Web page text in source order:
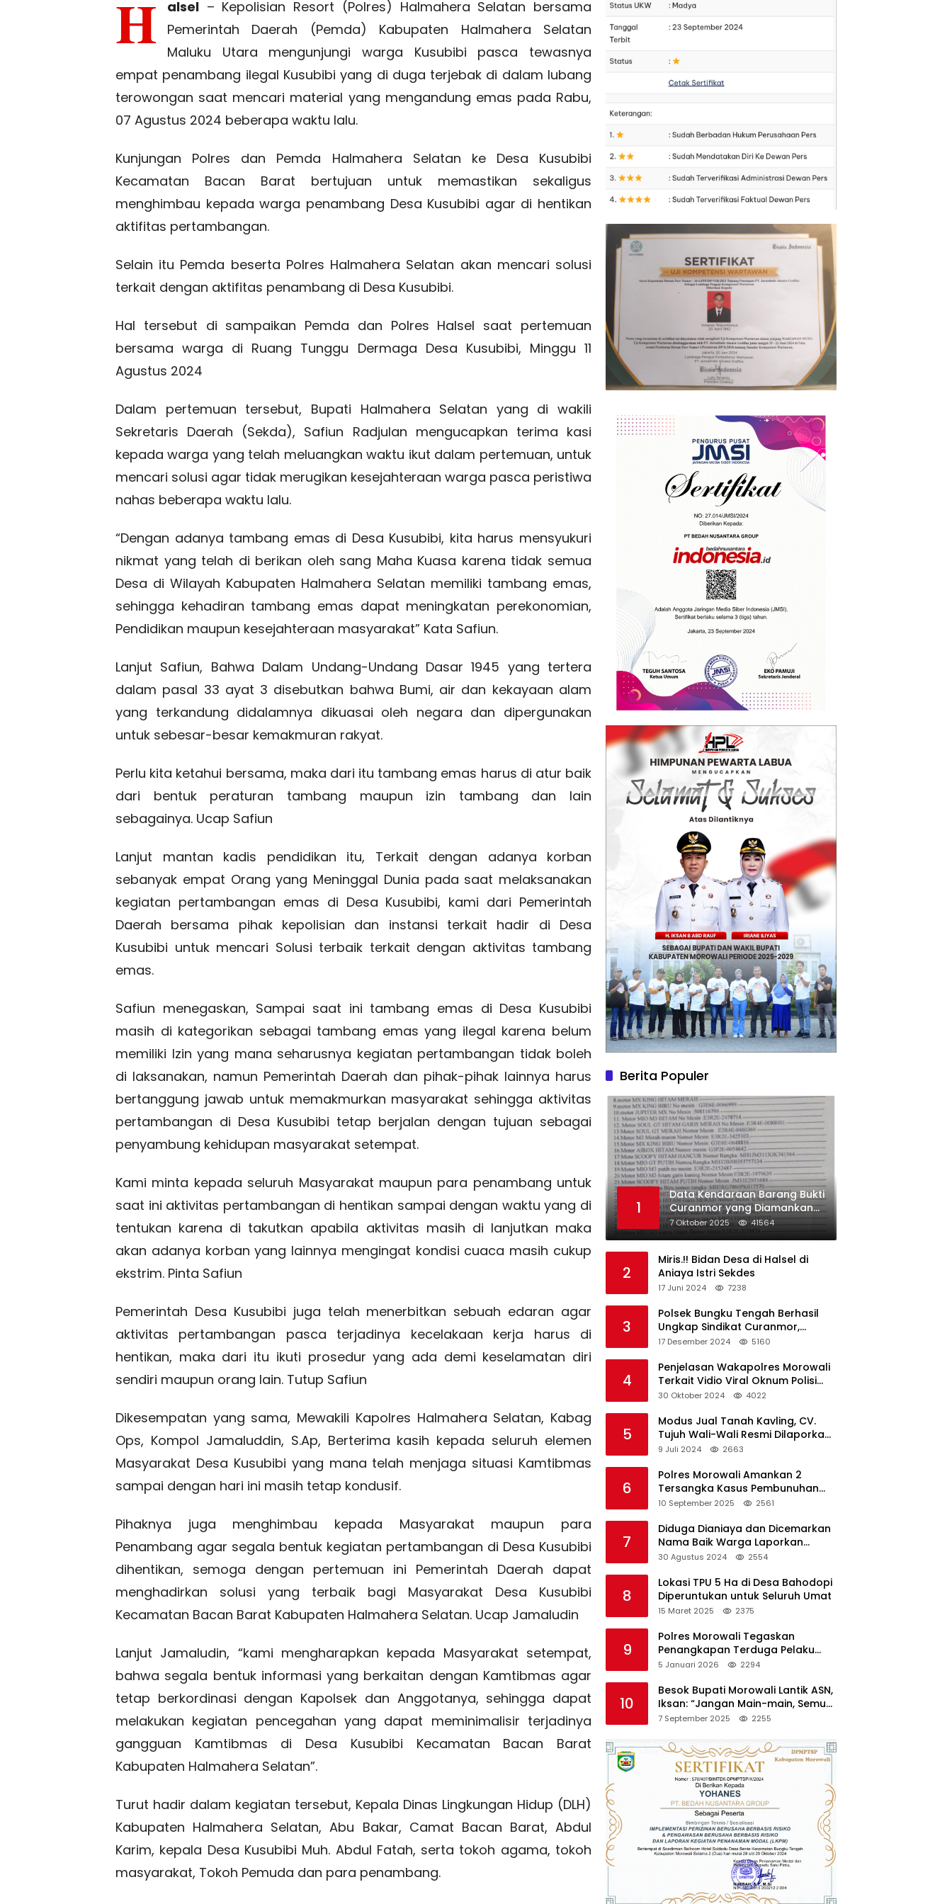
H alsel – Kepolisian Resort (Polres) Halmahera Selatan bersama
Pemerintah Daerah (Pemda) Kabupaten Halmahera Selatan
Maluku Utara mengunjungi warga Kusubibi pasca tewasnya
empat penambang ilegal Kusubibi yang di duga terjebak di dalam lubang
terowongan saat mencari material yang mengandung emas pada Rabu,
07 Agustus 2024 beberapa waktu lalu.
Kunjungan Polres dan Pemda Halmahera Selatan ke Desa Kusubibi
Kecamatan Bacan Barat bertujuan untuk memastikan sekaligus
menghimbau kepada warga penambang Desa Kusubibi agar di hentikan
aktifitas pertambangan.
Selain itu Pemda beserta Polres Halmahera Selatan akan mencari solusi
terkait dengan aktifitas penambang di Desa Kusubibi.
Hal tersebut di sampaikan Pemda dan Polres Halsel saat pertemuan
bersama warga di Ruang Tunggu Dermaga Desa Kusubibi, Minggu 11
Agustus 2024
Dalam pertemuan tersebut, Bupati Halmahera Selatan yang di wakili
Sekretaris Daerah (Sekda), Safiun Radjulan mengucapkan terima kasi
kepada warga yang telah meluangkan waktu ikut dalam pertemuan, untuk
mencari solusi agar tidak merugikan kesejahteraan warga pasca peristiwa
nahas beberapa waktu lalu.
“Dengan adanya tambang emas di Desa Kusubibi, kita harus mensyukuri
nikmat yang telah di berikan oleh sang Maha Kuasa karena tidak semua
Desa di Wilayah Kabupaten Halmahera Selatan memiliki tambang emas,
sehingga kehadiran tambang emas dapat meningkatan perekonomian,
Pendidikan maupun kesejahteraan masyarakat” Kata Safiun.
Lanjut Safiun, Bahwa Dalam Undang-Undang Dasar 1945 yang tertera
dalam pasal 33 ayat 3 disebutkan bahwa Bumi, air dan kekayaan alam
yang terkandung didalamnya dikuasai oleh negara dan dipergunakan
untuk sebesar-besar kemakmuran rakyat.
Perlu kita ketahui bersama, maka dari itu tambang emas harus di atur baik
dari bentuk peraturan tambang maupun izin tambang dan lain
sebagainya. Ucap Safiun
Lanjut mantan kadis pendidikan itu, Terkait dengan adanya korban
sebanyak empat Orang yang Meninggal Dunia pada saat melaksanakan
kegiatan pertambangan emas di Desa Kusubibi, kami dari Pemerintah
Daerah bersama pihak kepolisian dan instansi terkait hadir di Desa
Kusubibi untuk mencari Solusi terbaik terkait dengan aktivitas tambang
emas.
Safiun menegaskan, Sampai saat ini tambang emas di Desa Kusubibi
masih di kategorikan sebagai tambang emas yang ilegal karena belum
memiliki Izin yang mana seharusnya kegiatan pertambangan tidak boleh
di laksanakan, namun Pemerintah Daerah dan pihak-pihak lainnya harus
bertanggung jawab untuk memakmurkan masyarakat sehingga aktivitas
pertambangan di Desa Kusubibi tetap berjalan dengan tujuan sebagai
penyambung kehidupan masyarakat setempat.
Kami minta kepada seluruh Masyarakat maupun para penambang untuk
saat ini aktivitas pertambangan di hentikan sampai dengan waktu yang di
tentukan karena di takutkan apabila aktivitas masih di lanjutkan maka
akan adanya korban yang lainnya mengingat kondisi cuaca masih cukup
ekstrim. Pinta Safiun
Pemerintah Desa Kusubibi juga telah menerbitkan sebuah edaran agar
aktivitas pertambangan pasca terjadinya kecelakaan kerja harus di
hentikan, maka dari itu ikuti prosedur yang ada demi keselamatan diri
sendiri maupun orang lain. Tutup Safiun
Dikesempatan yang sama, Mewakili Kapolres Halmahera Selatan, Kabag
Ops, Kompol Jamaluddin, S.Ap, Berterima kasih kepada seluruh elemen
Masyarakat Desa Kusubibi yang mana telah menjaga situasi Kamtibmas
sampai dengan hari ini masih tetap kondusif.
Pihaknya juga menghimbau kepada Masyarakat maupun para
Penambang agar segala bentuk kegiatan pertambangan di Desa Kusubibi
dihentikan, semoga dengan pertemuan ini Pemerintah Daerah dapat
menghadirkan solusi yang terbaik bagi Masyarakat Desa Kusubibi
Kecamatan Bacan Barat Kabupaten Halmahera Selatan. Ucap Jamaludin
Lanjut Jamaludin, “kami mengharapkan kepada Masyarakat setempat,
bahwa segala bentuk informasi yang berkaitan dengan Kamtibmas agar
tetap berkordinasi dengan Kapolsek dan Anggotanya, sehingga dapat
melakukan kegiatan pencegahan yang dapat meminimalisir terjadinya
gangguan Kamtibmas di Desa Kusubibi Kecamatan Bacan Barat
Kabupaten Halmahera Selatan”.
Turut hadir dalam kegiatan tersebut, Kepala Dinas Lingkungan Hidup (DLH)
Kabupaten Halmahera Selatan, Abu Bakar, Camat Bacan Barat, Abdul
Karim, kepala Desa Kusubibi Muh. Abdul Fatah, serta tokoh agama, tokoh
masyarakat, Tokoh Pemuda dan para penambang.
Berita Populer
1
Data Kendaraan Barang Bukti
Curanmor yang Diamankan
oleh Polres Morowali
7 Oktober 2025 41564
2
Miris.!! Bidan Desa di Halsel di
Aniaya Istri Sekdes
17 Juni 2024 7238
3
Polsek Bungku Tengah Berhasil
Ungkap Sindikat Curanmor,
Terduga Pelaku Akui Beraksi di 7
17 Desember 2024 5160
4
Penjelasan Wakapolres Morowali
Terkait Vidio Viral Oknum Polisi
Dikerumuni Warga Bahodopi
30 Oktober 2024 4022
5
Modus Jual Tanah Kavling, CV.
Tujuh Wali-Wali Resmi Dilaporkan
di Polres Kendari
9 Juli 2024 2663
6
Polres Morowali Amankan 2
Tersangka Kasus Pembunuhan
WNA di Desa Topogaro
10 September 2025 2561
7
Diduga Dianiaya dan Dicemarkan
Nama Baik Warga Laporkan
Oknum Kades dan Oknum Polisi
30 Agustus 2024 2554
8
Lokasi TPU 5 Ha di Desa Bahodopi
Diperuntukan untuk Seluruh Umat
15 Maret 2025 2375
9
Polres Morowali Tegaskan
Penangkapan Terduga Pelaku
Pembakaran Kantor PT RCP Sesuai
5 Januari 2026 2294
10
Besok Bupati Morowali Lantik ASN,
Iksan: “Jangan Main-main, Semua
Saya Pantau”
7 September 2025 2255